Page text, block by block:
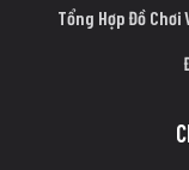
Tổng Hợp Đồ Chơi